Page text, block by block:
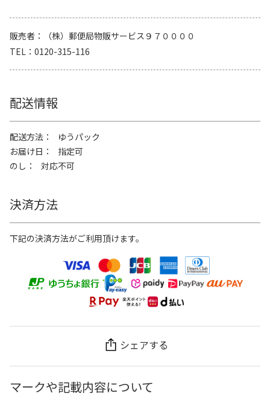
販売者
（株）郵便局物販サービス９７００００
TEL
0120-315-116
配送情報
配送方法
ゆうパック
お届け日
指定可
のし
対応不可
決済方法
下記の決済方法がご利用頂けます。
シェアする
マークや記載内容について